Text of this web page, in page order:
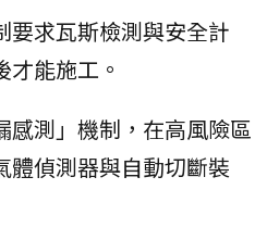
要求瓦斯檢測與安全計
能施工。
感測」機制，在高風險區
體偵測器與自動切斷裝